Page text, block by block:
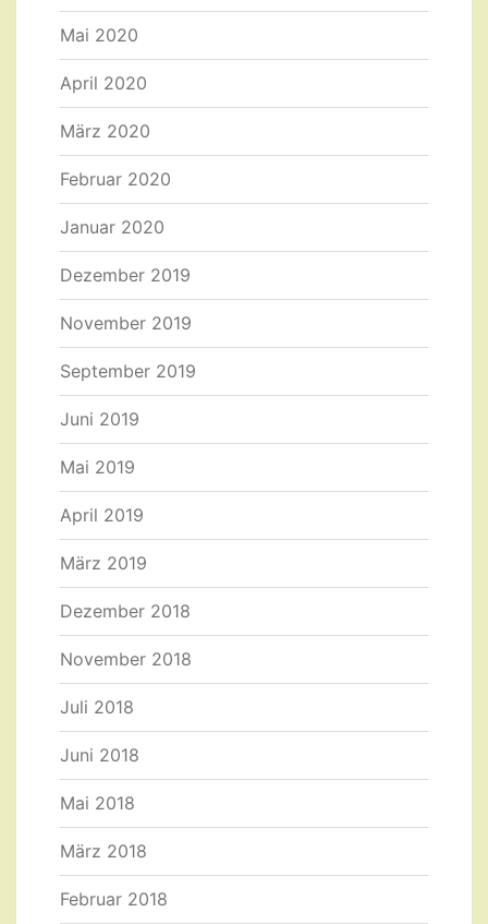
Mai 2020
April 2020
März 2020
Februar 2020
Januar 2020
Dezember 2019
November 2019
September 2019
Juni 2019
Mai 2019
April 2019
März 2019
Dezember 2018
November 2018
Juli 2018
Juni 2018
Mai 2018
März 2018
Februar 2018